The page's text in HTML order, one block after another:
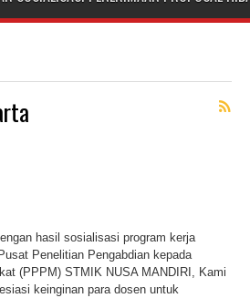
hasil sosialisasi program kerja
Penelitian Pengabdian kepada
(PPPM) STMIK NUSA MANDIRI, Kami
keinginan para dosen untuk